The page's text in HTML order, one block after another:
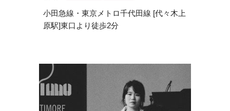
小田急線・東京メトロ千代田線 [代々木上
原駅]東口より徒歩2分